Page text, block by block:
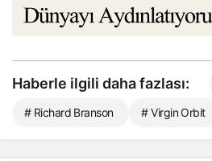
Haberle ilgili daha fazlası:
# Richard Branson # Virgin Orbit